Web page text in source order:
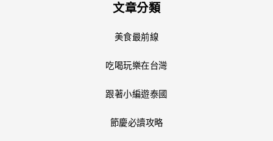
文章分類
美食最前線
吃喝玩樂在台灣
跟著小編遊泰國
節慶必讀攻略